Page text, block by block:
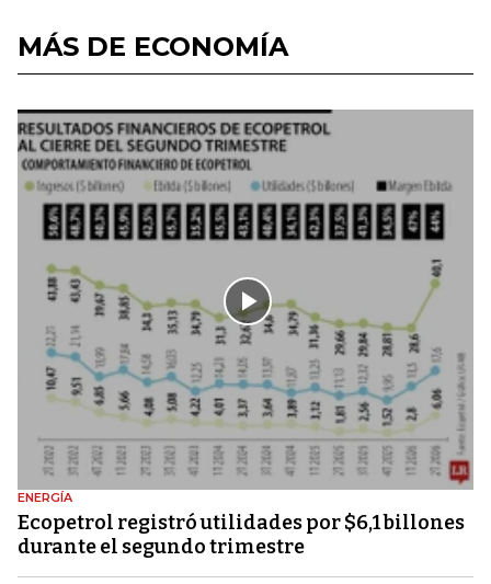
MÁS DE ECONOMÍA
ENERGÍA
Ecopetrol registró utilidades por $6,1 billones
durante el segundo trimestre